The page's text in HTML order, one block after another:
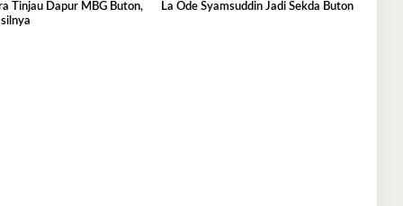
Tinjau Dapur MBG Buton,
La Ode Syamsuddin Jadi Sekda Buton